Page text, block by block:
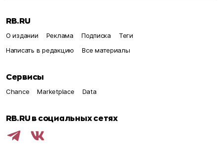
RB.RU
О издании Реклама Подписка
Теги
Написать в редакцию
Все материалы
Сервисы
Chance Marketplace Data
RB.RU в социальных сетях